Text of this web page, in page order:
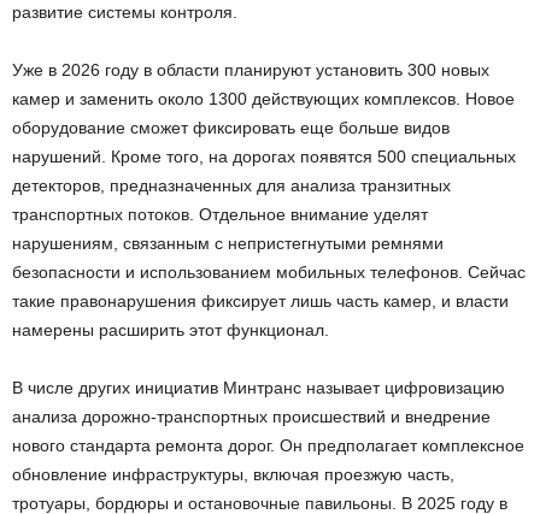
развитие системы контроля.
Уже в 2026 году в области планируют установить 300 новых
камер и заменить около 1300 действующих комплексов. Новое
оборудование сможет фиксировать еще больше видов
нарушений. Кроме того, на дорогах появятся 500 специальных
детекторов, предназначенных для анализа транзитных
транспортных потоков. Отдельное внимание уделят
нарушениям, связанным с непристегнутыми ремнями
безопасности и использованием мобильных телефонов. Сейчас
такие правонарушения фиксирует лишь часть камер, и власти
намерены расширить этот функционал.
В числе других инициатив Минтранс называет цифровизацию
анализа дорожно-транспортных происшествий и внедрение
нового стандарта ремонта дорог. Он предполагает комплексное
обновление инфраструктуры, включая проезжую часть,
тротуары, бордюры и остановочные павильоны. В 2025 году в